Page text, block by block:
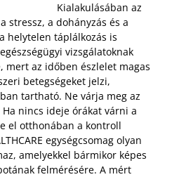
Kialakulásában az
stressz, a dohányzás és a
helytelen táplálkozás is
vizsgálatoknak
mert az időben észlelet magas
betegségeket jelzi,
tartható. Ne várja meg az
Ha nincs ideje órákat várni a
el otthonában a kontroll
egységcsomag olyan
amelyekkel bármikor képes
felmérésére. A mért